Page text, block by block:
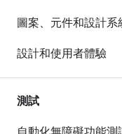
圖案、元件和設計系
設計和使用者體驗
測試